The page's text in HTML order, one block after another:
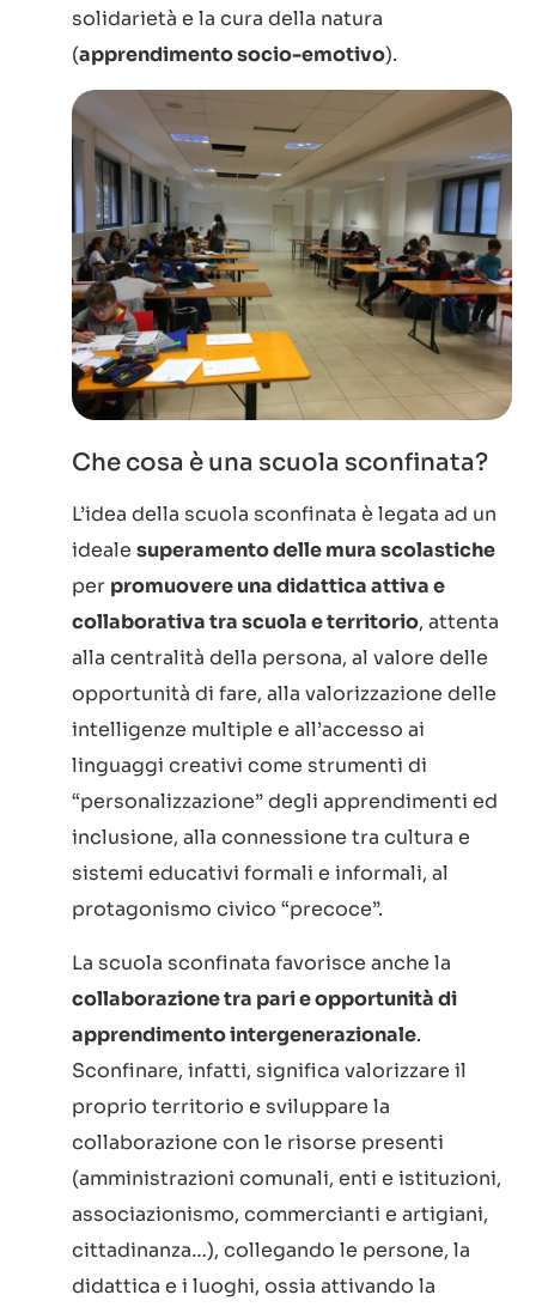
solidarietà e la cura della natura
(apprendimento socio-emotivo).
Che cosa è una scuola sconfinata?
L’idea della scuola sconfinata è legata ad un
ideale superamento delle mura scolastiche
per promuovere una didattica attiva e
collaborativa tra scuola e territorio, attenta
alla centralità della persona, al valore delle
opportunità di fare, alla valorizzazione delle
intelligenze multiple e all’accesso ai
linguaggi creativi come strumenti di
“personalizzazione” degli apprendimenti ed
inclusione, alla connessione tra cultura e
sistemi educativi formali e informali, al
protagonismo civico “precoce”.
La scuola sconfinata favorisce anche la
collaborazione tra pari e opportunità di
apprendimento intergenerazionale.
Sconfinare, infatti, significa valorizzare il
proprio territorio e sviluppare la
collaborazione con le risorse presenti
(amministrazioni comunali, enti e istituzioni,
associazionismo, commercianti e artigiani,
cittadinanza…), collegando le persone, la
didattica e i luoghi, ossia attivando la